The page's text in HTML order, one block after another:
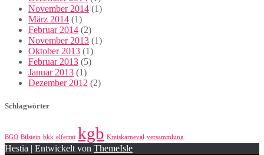
November 2014 (1)
März 2014 (1)
Februar 2014 (2)
November 2013 (1)
Oktober 2013 (1)
Februar 2013 (5)
Januar 2013 (1)
Dezember 2012 (2)
Schlagwörter
BGO Bilstein bkk elferrat kgb Kreiskarneval versammlung
Hestia | Entwickelt von ThemeIsle